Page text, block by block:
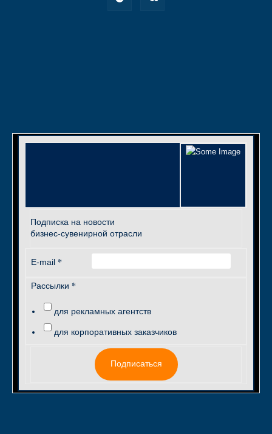
Подписка на новости
бизнес-сувенирной отрасли
E-mail *
Рассылки *
для рекламных агентств
для корпоративных заказчиков
Подписаться